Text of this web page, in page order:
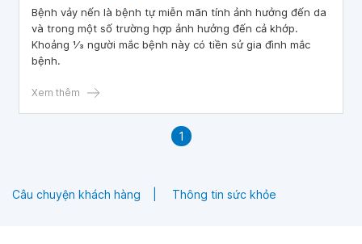
Bệnh vảy nến là bệnh tự miễn mãn tính ảnh hưởng đến da
và trong một số trường hợp ảnh hưởng đến cả khớp.
Khoảng 1⁄3 người mắc bệnh này có tiền sử gia đình mắc
bệnh.
Xem thêm
1
Câu chuyện khách hàng Thông tin sức khỏe